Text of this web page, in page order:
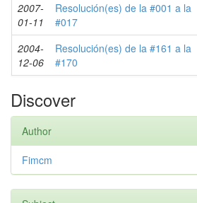
2007-
01-11
Resolución(es) de la #001 a la
#017
2004-
12-06
Resolución(es) de la #161 a la
#170
Discover
Author
Fimcm